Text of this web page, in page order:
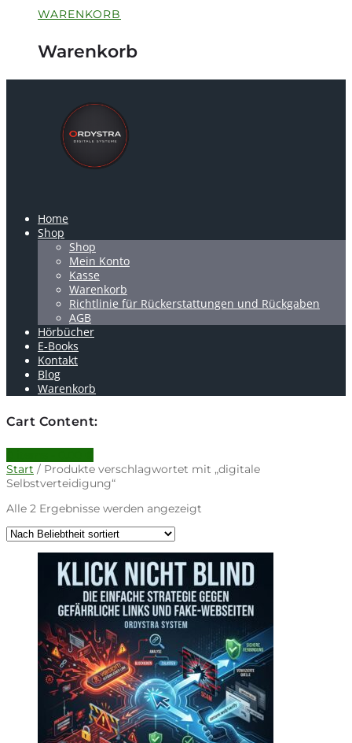
WARENKORB
Warenkorb
Home
Shop
Shop
Mein Konto
Kasse
Warenkorb
Richtlinie für Rückerstattungen und Rückgaben
AGB
Hörbücher
E-Books
Kontakt
Blog
Warenkorb
Cart Content:
Start / Produkte verschlagwortet mit „digitale
Selbstverteidigung“
Alle 2 Ergebnisse werden angezeigt